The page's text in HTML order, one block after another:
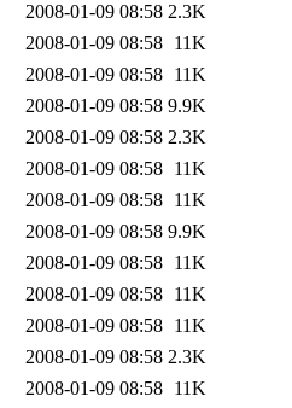
2008-01-09 08:58 2.3K
2008-01-09 08:58 11K
2008-01-09 08:58 11K
2008-01-09 08:58 9.9K
2008-01-09 08:58 2.3K
2008-01-09 08:58 11K
2008-01-09 08:58 11K
2008-01-09 08:58 9.9K
2008-01-09 08:58 11K
2008-01-09 08:58 11K
2008-01-09 08:58 11K
2008-01-09 08:58 2.3K
2008-01-09 08:58 11K